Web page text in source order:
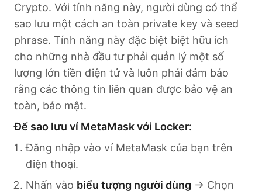
Crypto. Với tính năng này, người dùng có thể
sao lưu một cách an toàn private key và seed
phrase. Tính năng này đặc biệt biệt hữu ích
cho những nhà đầu tư phải quản lý một số
lượng lớn tiền điện tử và luôn phải đảm bảo
rằng các thông tin liên quan được bảo vệ an
toàn, bảo mật.
Để sao lưu ví MetaMask với Locker:
Đăng nhập vào ví MetaMask của bạn trên
điện thoại.
Nhấn vào biểu tượng người dùng → Chọn